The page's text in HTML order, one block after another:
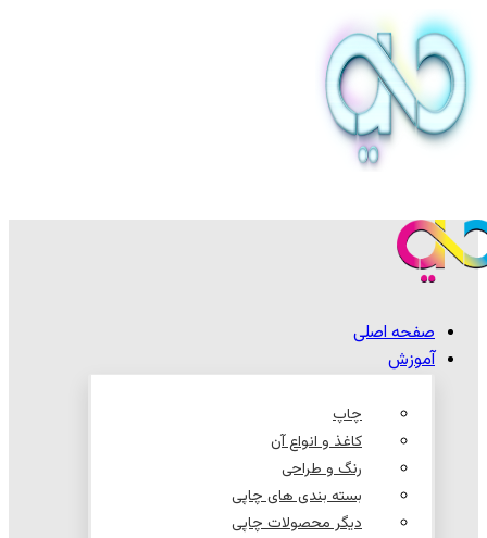
صفحه اصلی
آموزش
چاپ
کاغذ و انواع آن
رنگ و طراحی
بسته بندی های چاپی
دیگر محصولات چاپی